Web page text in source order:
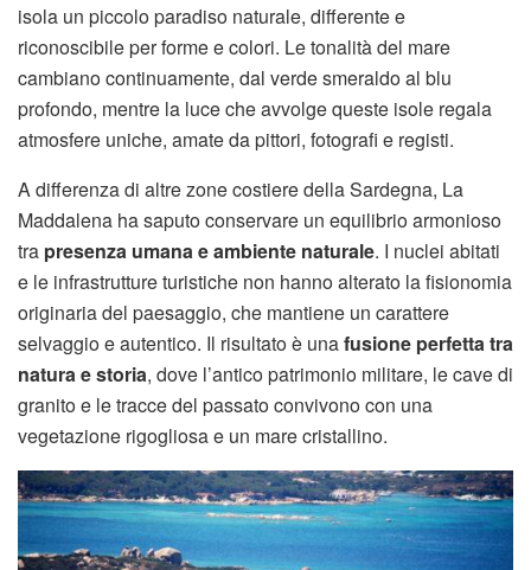
isola un piccolo paradiso naturale, differente e
riconoscibile per forme e colori. Le tonalità del mare
cambiano continuamente, dal verde smeraldo al blu
profondo, mentre la luce che avvolge queste isole regala
atmosfere uniche, amate da pittori, fotografi e registi.
A differenza di altre zone costiere della Sardegna, La
Maddalena ha saputo conservare un equilibrio armonioso
tra presenza umana e ambiente naturale. I nuclei abitati
e le infrastrutture turistiche non hanno alterato la fisionomia
originaria del paesaggio, che mantiene un carattere
selvaggio e autentico. Il risultato è unafusione perfetta tra
natura e storia, dove l’antico patrimonio militare, le cave di
granito e le tracce del passato convivono con una
vegetazione rigogliosa e un mare cristallino.